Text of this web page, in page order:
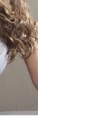
nám